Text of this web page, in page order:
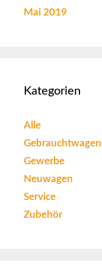
Mai 2019
Kategorien
Alle
Gebrauchtwagen
Gewerbe
Neuwagen
Service
Zubehör